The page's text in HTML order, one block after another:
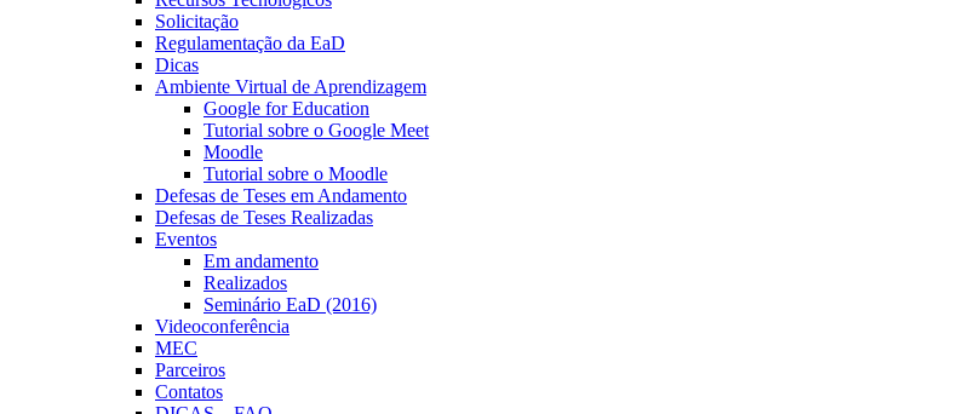
Solicitação
Regulamentação da EaD
Dicas
Ambiente Virtual de Aprendizagem
Google for Education
Tutorial sobre o Google Meet
Moodle
Tutorial sobre o Moodle
Defesas de Teses em Andamento
Defesas de Teses Realizadas
Eventos
Em andamento
Realizados
Seminário EaD (2016)
Videoconferência
MEC
Parceiros
Contatos